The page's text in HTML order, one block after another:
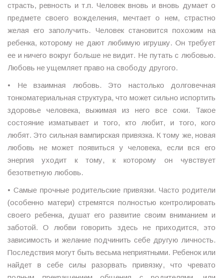
страсть, ревность и т.п. Человек вновь и вновь думает о
предмете своего вожделения, мечтает о нем, страстно
желая его заполучить. Человек становится похожим на
ребенка, которому не дают любимую игрушку. Он требует
ее и ничего вокруг больше не видит. Не путать с любовью.
Любовь не ущемляет право на свободу другого.
• Не взаимная любовь. Это настолько долговечная
тонкоматериальная структура, что может сильно испортить
здоровье человека, выжимая из него все соки. Такое
состояние изматывает и того, кто любит, и того, кого
любят. Это сильная вампирская привязка. К тому же, новая
любовь не может появиться у человека, если вся его
энергия уходит к тому, к которому он чувствует
безответную любовь.
• Самые прочные родительские привязки. Часто родители
(особенно матери) стремятся полностью контролировать
своего ребенка, душат его развитие своим вниманием и
заботой. О любви говорить здесь не приходится, это
зависимость и желание подчинить себе другую личность.
Последствия могут быть весьма неприятными. Ребенок или
найдет в себе силы разорвать привязку, что чревато